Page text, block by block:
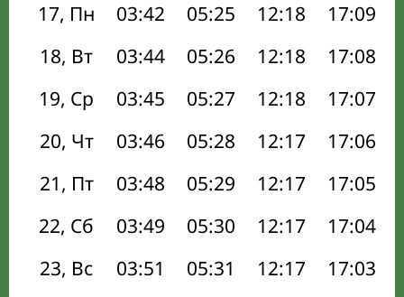
17, Пн
03:42 05:25 12:18 17:09
18, Вт
03:44 05:26 12:18 17:08
19, Ср
03:45 05:27 12:18 17:07
20, Чт
03:46 05:28 12:17 17:06
21, Пт
03:48 05:29 12:17 17:05
22, Сб
03:49 05:30 12:17 17:04
23, Вс
03:51 05:31 12:17 17:03